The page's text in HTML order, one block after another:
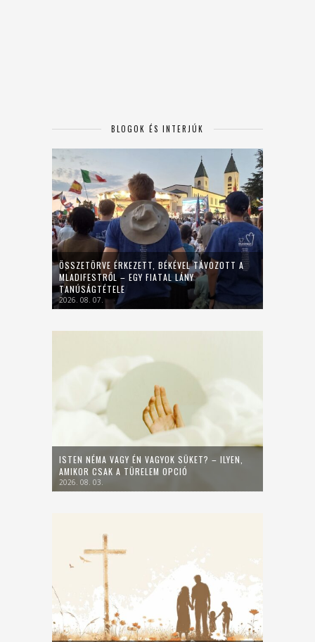
BLOGOK ÉS INTERJÚK
ÖSSZETÖRVE ÉRKEZETT, BÉKÉVEL TÁVOZOTT A
MLADIFESTRŐL – EGY FIATAL LÁNY
TANÚSÁGTÉTELE
2026. 08. 07.
ISTEN NÉMA VAGY ÉN VAGYOK SÜKET? – ILYEN,
AMIKOR CSAK A TÜRELEM OPCIÓ
2026. 08. 03.